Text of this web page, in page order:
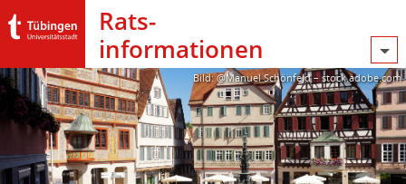
Rats­
informationen
Bild: @Manuel Schönfeld – stock.adobe.com